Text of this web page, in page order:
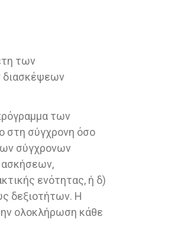
των
διασκέψεων
των
στη σύγχρονη όσο
σύγχρονων
ενότητας, ή δ)
δεξιοτήτων. Η
ολοκλήρωση κάθε